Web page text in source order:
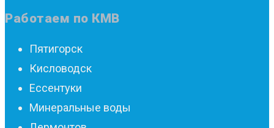
Работаем по КМВ
Пятигорск
Кисловодск
Ессентуки
Минеральные воды